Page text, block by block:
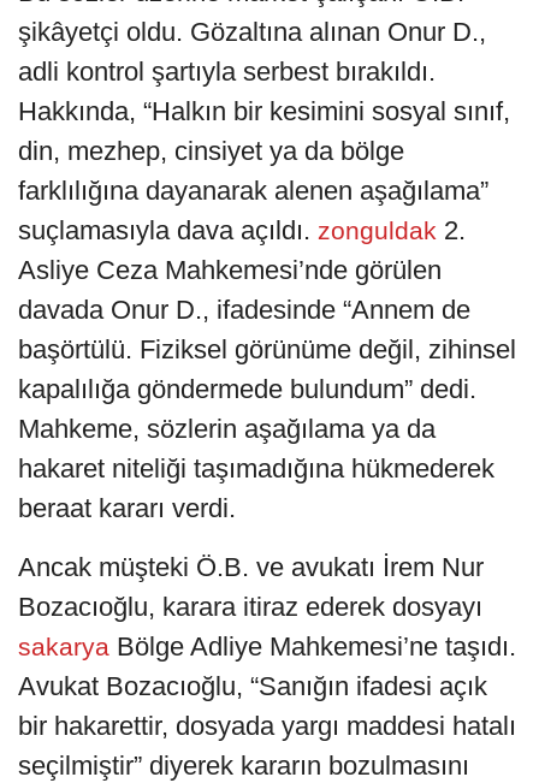
şikâyetçi oldu. Gözaltına alınan Onur D.,
adli kontrol şartıyla serbest bırakıldı.
Hakkında, “Halkın bir kesimini sosyal sınıf,
din, mezhep, cinsiyet ya da bölge
farklılığına dayanarak alenen aşağılama”
suçlamasıyla dava açıldı. zonguldak 2.
Asliye Ceza Mahkemesi’nde görülen
davada Onur D., ifadesinde “Annem de
başörtülü. Fiziksel görünüme değil, zihinsel
kapalılığa göndermede bulundum” dedi.
Mahkeme, sözlerin aşağılama ya da
hakaret niteliği taşımadığına hükmederek
beraat kararı verdi.
Ancak müşteki Ö.B. ve avukatı İrem Nur
Bozacıoğlu, karara itiraz ederek dosyayı
sakarya Bölge Adliye Mahkemesi’ne taşıdı.
Avukat Bozacıoğlu, “Sanığın ifadesi açık
bir hakarettir, dosyada yargı maddesi hatalı
seçilmiştir” diyerek kararın bozulmasını